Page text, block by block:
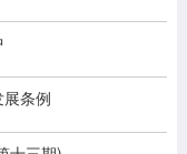
条例